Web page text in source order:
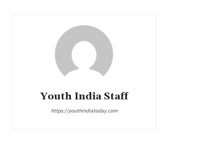
Youth India Staff
https://youthindiatoday.com